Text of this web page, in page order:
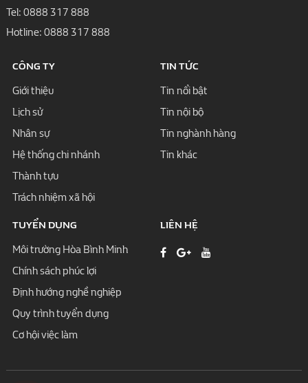
Tel: 0888 317 888
Hotline: 0888 317 888
CÔNG TY
Giới thiệu
Lịch sử
Nhân sự
Hệ thống chi nhánh
Thành tựu
Trách nhiệm xã hội
TIN TỨC
Tin nổi bật
Tin nội bộ
Tin nghành hàng
Tin khác
TUYỂN DỤNG
Môi trường Hòa Bình Minh
Chính sách phúc lợi
Định hướng nghề nghiệp
Quy trình tuyển dụng
Cơ hội việc làm
LIÊN HỆ